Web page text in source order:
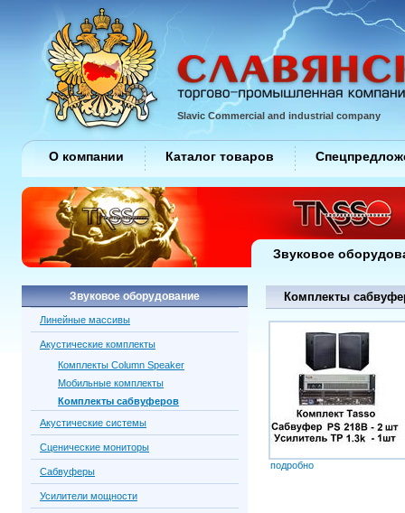
Комплекты
подробно
Звуковое оборудование
Линейные массивы
Акустические комплекты
Комплекты Column Speaker
Мобильные комплекты
Комплекты сабвуферов
Акустические системы
Сценические мониторы
Сабвуферы
Усилители мощности
Slavic Commercial and industrial company
О компании Каталог товаров
Звуковое